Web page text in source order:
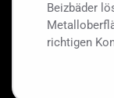
Beizbäder
richtigen